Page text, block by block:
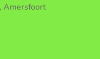
Amersfoort